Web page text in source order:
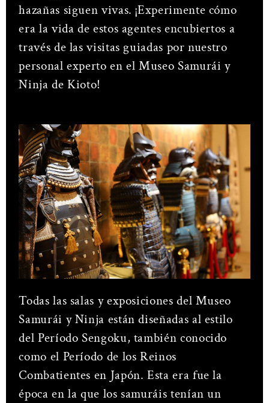
hazañas siguen vivas. ¡Experimente cómo
era la vida de estos agentes encubiertos a
través de las visitas guiadas por nuestro
personal experto en el Museo Samurái y
Ninja de Kioto!
Todas las salas y exposiciones del Museo
Samurái y Ninja están diseñadas al estilo
del Período Sengoku, también conocido
como el Período de los Reinos
Combatientes en Japón. Esta era fue la
época en la que los samuráis tenían un